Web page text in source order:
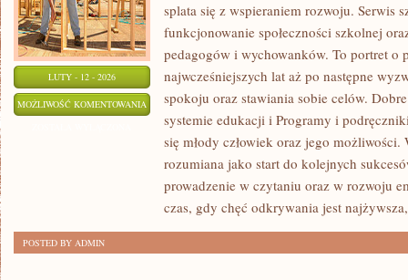
LUTY - 12 - 2026
MOŻLIWOŚĆ KOMENTOWANIA PROGRAMY
PODRĘCZNIKI
splata się z wspieraniem rozwoju. Serwis
funkcjonowanie społeczności szkolnej
pedagogów i wychowanków. To portret o
najwcześniejszych lat aż po następne
spokoju oraz stawiania sobie celów.
systemie edukacji i Programy i
się młody człowiek oraz jego możliwości.
rozumiana jako start do kolejnych
prowadzenie w czytaniu oraz w rozwoju
czas, gdy chęć odkrywania jest
POSTED BY ADMIN